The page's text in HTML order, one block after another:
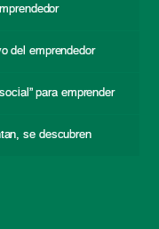
del emprendedor
para emprender
se descubren